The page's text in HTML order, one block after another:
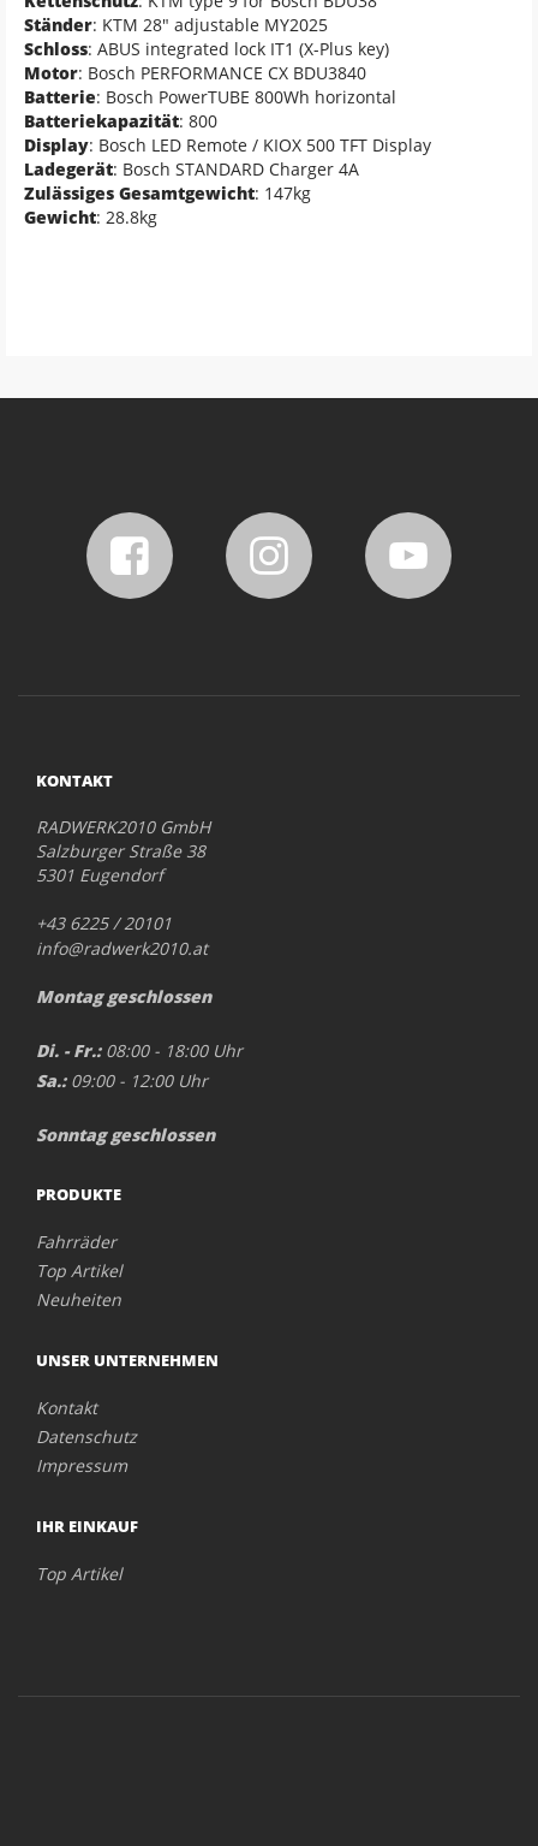
Ständer: KTM 28" adjustable MY2025
Schloss: ABUS integrated lock IT1 (X-Plus key)
Motor: Bosch PERFORMANCE CX BDU3840
Batterie: Bosch PowerTUBE 800Wh horizontal
Batteriekapazität: 800
Display: Bosch LED Remote / KIOX 500 TFT Display
Ladegerät: Bosch STANDARD Charger 4A
Zulässiges Gesamtgewicht: 147kg
Gewicht: 28.8kg
KONTAKT
RADWERK2010 GmbH
Salzburger Straße 38
5301 Eugendorf
+43 6225 / 20101
info@radwerk2010.at
Montag geschlossen
Di. - Fr.:08:00 - 18:00 Uhr
Sa.:09:00 - 12:00 Uhr
Sonntag geschlossen
PRODUKTE
Fahrräder
Top Artikel
Neuheiten
UNSER UNTERNEHMEN
Kontakt
Datenschutz
Impressum
IHR EINKAUF
Top Artikel